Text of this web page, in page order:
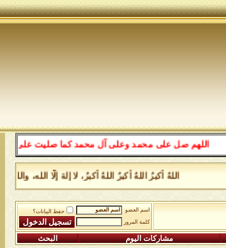
اللهم صل على محمد وعلى آل محمد كما صليت على
اللهُ أكبرُ اللهُ أكبرُ اللهُ أكبرُ، لا إلهَ إلَّا الله،
اسم العضو
حفظ البيانات؟
كلمة المرور
مشاركات اليوم البحث